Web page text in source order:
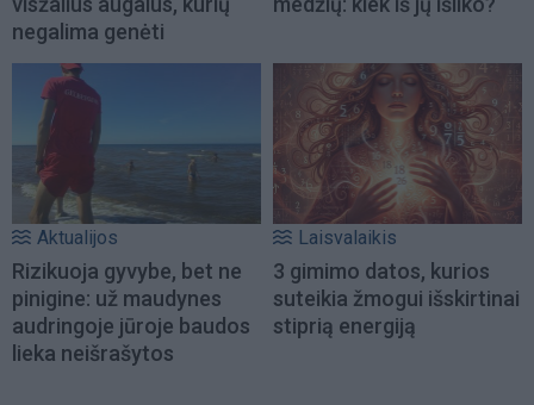
negalima genėti
Aktualijos
Rizikuoja gyvybe, bet ne
pinigine: už maudynes
audringoje jūroje baudos
lieka neišrašytos
Laisvalaikis
3 gimimo datos, kurios
suteikia žmogui išskirtinai
stiprią energiją